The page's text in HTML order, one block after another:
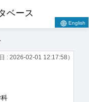
ベース
English
: 2026-02-01 12:17:58）